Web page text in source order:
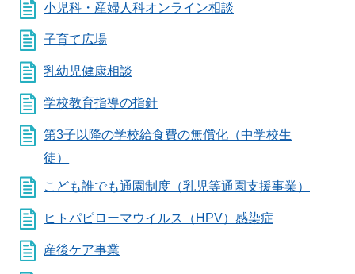
小児科・産婦人科オンライン相談
子育て広場
乳幼児健康相談
学校教育指導の指針
第3子以降の学校給食費の無償化（中学校生
徒）
こども誰でも通園制度（乳児等通園支援事業）
ヒトパピローマウイルス（HPV）感染症
産後ケア事業